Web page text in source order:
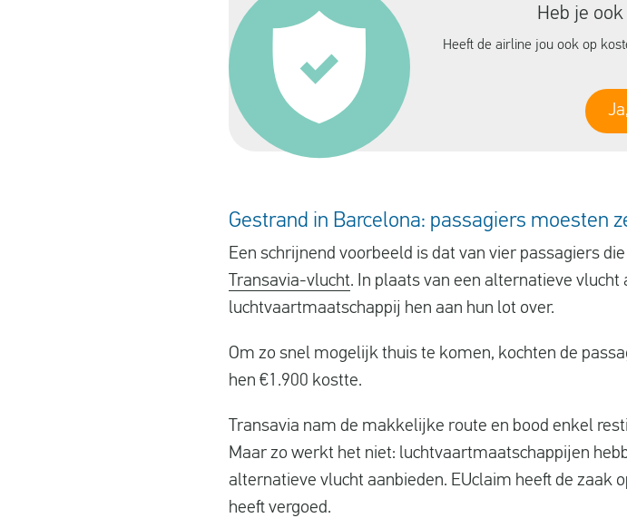
Heb je
Heeft de airline jou ook op
Gestrand in Barcelona: passagiers moesten
Een schrijnend voorbeeld is dat van vier passagiers
Transavia-vlucht. In plaats van een alternatieve
luchtvaartmaatschappij hen aan hun lot over.
Om zo snel mogelijk thuis te komen, kochten de
hen €1.900 kostte.
Transavia nam de makkelijke route en bood enkel
Maar zo werkt het niet: luchtvaartmaatschappijen
alternatieve vlucht aanbieden. EUclaim heeft de zaak
heeft vergoed.